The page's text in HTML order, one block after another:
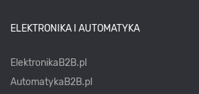
ELEKTRONIKA I AUTOMATYKA
ElektronikaB2B.pl
AutomatykaB2B.pl